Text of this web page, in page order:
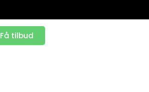
Få tilbud